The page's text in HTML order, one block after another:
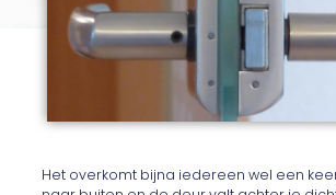
Het overkomt bijna iedereen wel een